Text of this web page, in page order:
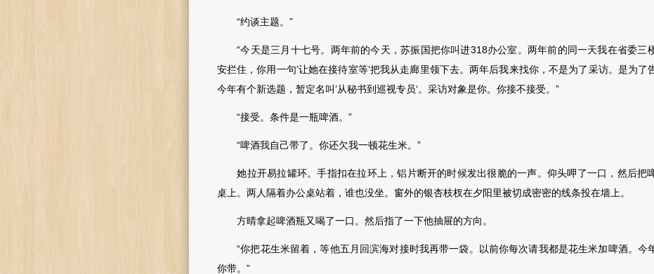
“约谈主题。”
“今天是三月十七号。两年前的今天，苏振国把你叫进318办公室。两年前的同一天我在省委三
安拦住，你用一句’让她在接待室等‘把我从走廊里领下去。两年后我来找你，不是为了采访。是为了
今年有个新选题，暂定名叫’从秘书到巡视专员‘。采访对象是你。你接不接受。”
“接受。条件是一瓶啤酒。”
“啤酒我自己带了。你还欠我一顿花生米。”
她拉开易拉罐环。手指扣在拉环上，铝片断开的时候发出很脆的一声。仰头呷了一口，然后把
桌上。两人隔着办公桌站着，谁也没坐。窗外的银杏枝杈在夕阳里被切成密密的线条投在墙上。
方晴拿起啤酒瓶又喝了一口。然后指了一下他抽屉的方向。
“你把花生米留着，等他五月回滨海对接时我再带一袋。以前你每次请我都是花生米加啤酒。今
你带。”